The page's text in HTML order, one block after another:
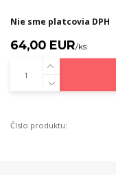
Nie sme platcovia DPH
64,00 EUR/ks
Číslo produktu: